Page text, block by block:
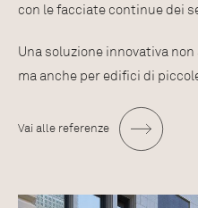
con le facciate continue dei
Una soluzione innovativa
ma anche per edifici di
Vai alle referenze